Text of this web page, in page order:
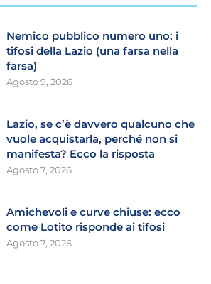
Nemico pubblico numero uno: i
tifosi della Lazio (una farsa nella
farsa)
Agosto 9, 2026
Lazio, se c’è davvero qualcuno che
vuole acquistarla, perché non si
manifesta? Ecco la risposta
Agosto 7, 2026
Amichevoli e curve chiuse: ecco
come Lotito risponde ai tifosi
Agosto 7, 2026